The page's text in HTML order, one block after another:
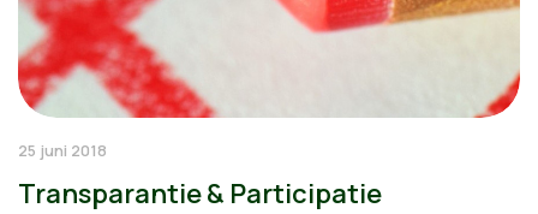
25 juni 2018
Transparantie & Participatie